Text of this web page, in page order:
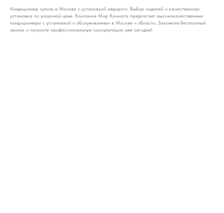
Кондиционер купить в Москве с установкой недорого. Выбор моделей и качественная
установка по разумной цене. Компания Мир Климата предлагает высококачественные
кондиционеры с установкой и обслуживанием в Москве и области. Закажите бесплатный
звонок и получите профессиональную консультацию уже сегодня!